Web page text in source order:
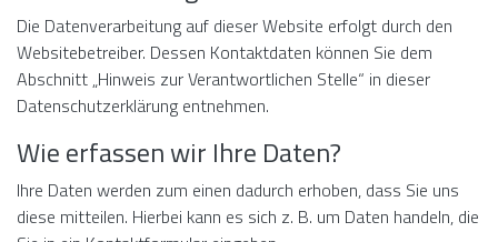
Die Datenverarbeitung auf dieser Website erfolgt durch den
Websitebetreiber. Dessen Kontaktdaten können Sie dem
Abschnitt „Hinweis zur Verantwortlichen Stelle“ in dieser
Datenschutzerklärung entnehmen.
Wie erfassen wir Ihre Daten?
Ihre Daten werden zum einen dadurch erhoben, dass Sie uns
diese mitteilen. Hierbei kann es sich z. B. um Daten handeln, die